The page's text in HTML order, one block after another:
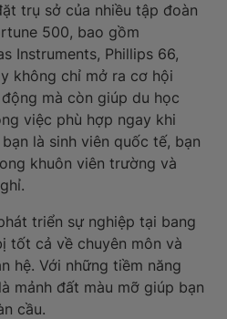
trụ sở của nhiều tập đoàn
500, bao gồm
Instruments, Phillips 66,
không chỉ mở ra cơ hội
mà còn giúp du học
việc phù hợp ngay khi
là sinh viên quốc tế, bạn
khuôn viên trường và
triển sự nghiệp tại bang
tốt cả về chuyên môn và
hệ. Với những tiềm năng
mảnh đất màu mỡ giúp bạn
cầu.